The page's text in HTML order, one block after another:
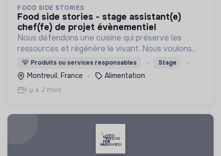
FOOD SIDE STORIES
food side stories - stage assistant(e)
chef(fe) de projet évènementiel
Nous défendons une cuisine qui préserve les
ressources et régénère le vivant. Nous voulons
démontrer qu’un modèle inspiré du vivant est la clé
pour être durablement viable et vertueux.
💡 Produits ou services responsables Stage
Montreuil, France Alimentation
Il y a 2 mois